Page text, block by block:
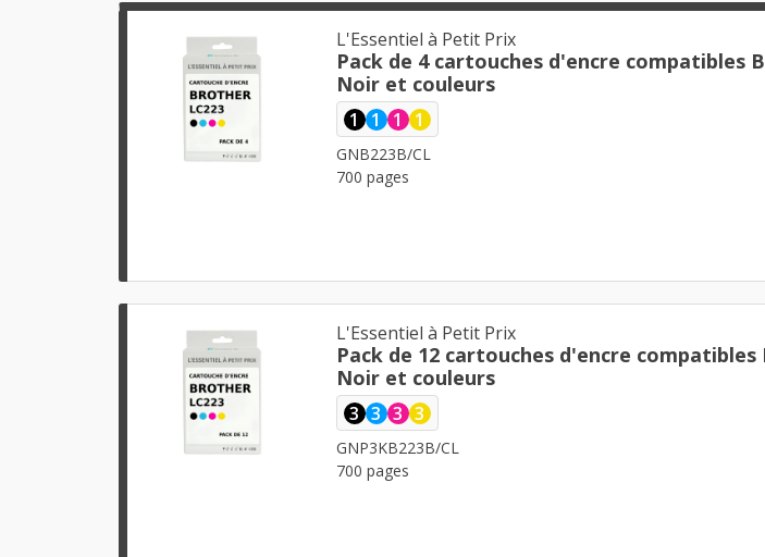
L'Essentiel à Petit Prix
Pack de 4 cartouches d'encre compatibles
Noir et couleurs
1 1 1 1
GNB223B/CL
700 pages
L'Essentiel à Petit Prix
Pack de 12 cartouches d'encre compatibles
Noir et couleurs
3 3 3 3
GNP3KB223B/CL
700 pages